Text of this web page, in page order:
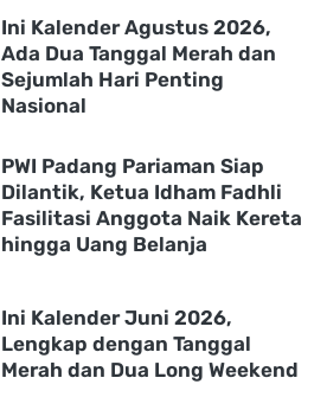
Ini Kalender Agustus 2026,
Ada Dua Tanggal Merah dan
Sejumlah Hari Penting
Nasional
PWI Padang Pariaman Siap
Dilantik, Ketua Idham Fadhli
Fasilitasi Anggota Naik Kereta
hingga Uang Belanja
Ini Kalender Juni 2026,
Lengkap dengan Tanggal
Merah dan Dua Long Weekend